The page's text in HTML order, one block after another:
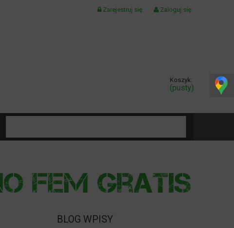
Zarejestruj się Zaloguj się
Koszyk:
(pusty)
BLOG WPISY